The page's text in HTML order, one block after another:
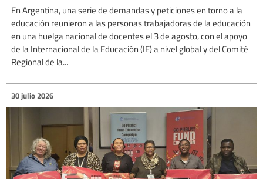
En Argentina, una serie de demandas y peticiones en torno a la
educación reunieron a las personas trabajadoras de la educación
en una huelga nacional de docentes el 3 de agosto, con el apoyo
de la Internacional de la Educación (IE) a nivel global y del Comité
Regional de la...
30 julio 2026